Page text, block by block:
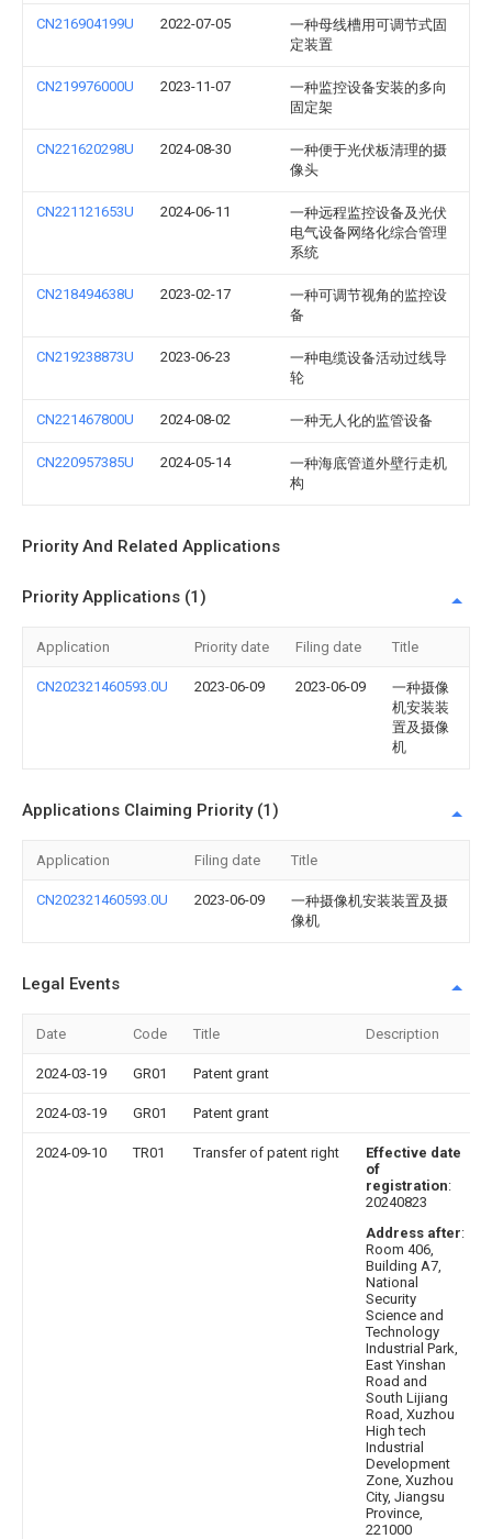
CN216904199U 2022-07-05
一种母线槽用可调节式固
定装置
CN219976000U 2023-11-07
一种监控设备安装的多向
固定架
CN221620298U 2024-08-30
一种便于光伏板清理的摄
像头
CN221121653U 2024-06-11
一种远程监控设备及光伏
电气设备网络化综合管理
系统
CN218494638U 2023-02-17
一种可调节视角的监控设
备
CN219238873U 2023-06-23
一种电缆设备活动过线导
轮
CN221467800U 2024-08-02 一种无人化的监管设备
CN220957385U 2024-05-14
一种海底管道外壁行走机
构
Priority And Related Applications
Priority Applications (1)
Application Priority date Filing date Title
CN202321460593.0U 2023-06-09 2023-06-09
一种摄像
机安装装
置及摄像
机
Applications Claiming Priority (1)
Application Filing date Title
CN202321460593.0U 2023-06-09
一种摄像机安装装置及摄
像机
Legal Events
Date Code Title Description
2024-03-19 GR01 Patent grant
2024-03-19 GR01 Patent grant
2024-09-10 TR01 Transfer of patent right
Effective date
of
registration:
20240823
Address after:
Room 406,
Building A7,
National
Security
Science and
Technology
Industrial Park,
East Yinshan
Road and
South Lijiang
Road, Xuzhou
High tech
Industrial
Development
Zone, Xuzhou
City, Jiangsu
Province,
221000